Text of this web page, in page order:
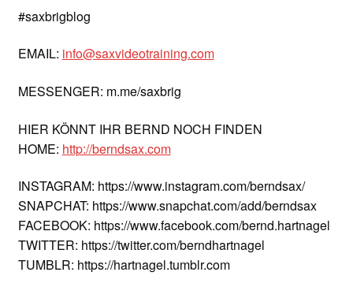
#saxbrigblog
EMAIL: info@saxvideotraining.com
MESSENGER: m.me/saxbrig
HIER KÖNNT IHR BERND NOCH FINDEN
HOME: http://berndsax.com
INSTAGRAM: https://www.instagram.com/berndsax/
SNAPCHAT: https://www.snapchat.com/add/berndsax
FACEBOOK: https://www.facebook.com/bernd.hartnagel
TWITTER: https://twitter.com/berndhartnagel
TUMBLR: https://hartnagel.tumblr.com